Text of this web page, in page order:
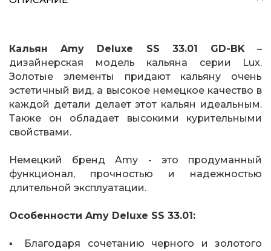
Кальян Amy Deluxe SS 33.01 GD-BK–
дизайнерская модель кальяна серии Lux.
Золотые элементы придают кальяну очень
эстетичный вид, а высокое немецкое качество в
каждой детали делает этот кальян идеальным.
Также он обладает высокими курительными
свойствами.
Немецкий бренд Amy - это продуманный
функционал, прочностью и надежностью
длительной эксплуатации.
Особенности Amy Deluxe SS 33.01:
▪️ Благодаря сочетанию черного и золотого